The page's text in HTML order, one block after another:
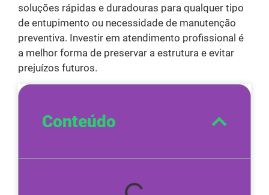
soluções rápidas e duradouras para qualquer tipo
de entupimento ou necessidade de manutenção
preventiva. Investir em atendimento profissional é
a melhor forma de preservar a estrutura e evitar
prejuízos futuros.
Conteúdo